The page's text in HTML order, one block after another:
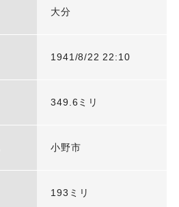
大分
1941/8/22 22:10
349.6ミリ
小野市
193ミリ